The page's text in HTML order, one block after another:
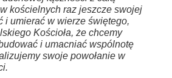
kościelnych raz jeszcze swojej
i umierać w wierze świętego,
Kościoła, że chcemy
i umacniać wspólnotę
swoje powołanie w